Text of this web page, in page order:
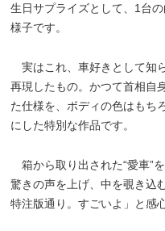
生日サプライズとして、1台
様子です。
実はこれ、車好きとして知
再現したもの。かつて首相自
た仕様を、ボディの色はもち
にした特別な作品です。
箱から取り出された“愛車”
驚きの声を上げ、中を覗き込
特注版通り。すごいよ」と感